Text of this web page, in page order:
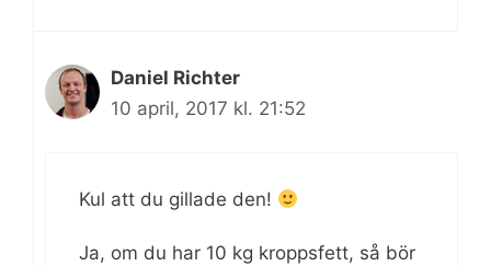
Daniel Richter
10 april, 2017 kl. 21:52
Kul att du gillade den!
Ja, om du har 10 kg kroppsfett, så bör